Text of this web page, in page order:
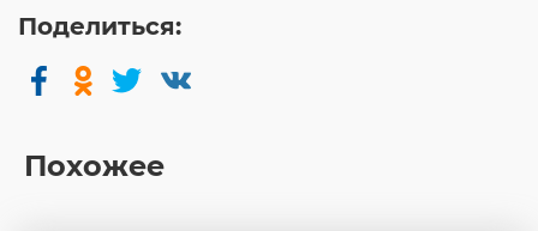
Поделиться:
Похожее